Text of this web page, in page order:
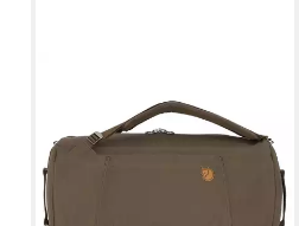
Reisetasche Splitpack,
Polyester
249,95 €